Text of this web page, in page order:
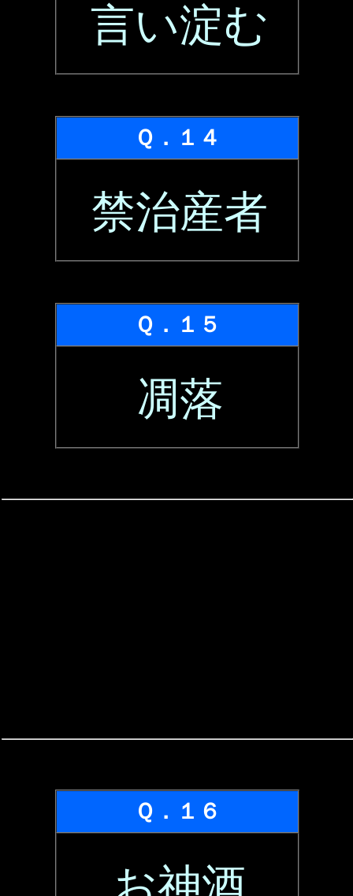
言い淀む
Ｑ．１４
禁治産者
Ｑ．１５
凋落
Ｑ．１６
お神酒